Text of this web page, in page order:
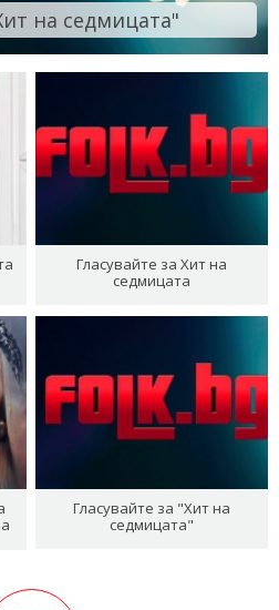
на седмицата"
Гласувайте за Хит на
седмицата
Гласувайте за "Хит на
седмицата"